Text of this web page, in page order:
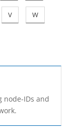
V W
node-IDs and